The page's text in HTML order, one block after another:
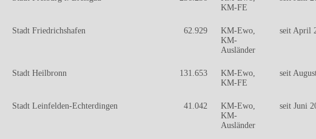
KM-FE
Stadt Friedrichshafen 62.929
KM-Ewo,
KM-
Ausländer
seit April
Stadt Heilbronn 131.653
KM-Ewo,
KM-FE
seit
Stadt Leinfelden-Echterdingen 41.042
KM-Ewo,
KM-
Ausländer
seit Juni